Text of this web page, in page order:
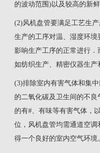
的波动范围)以及较高的新鲜
(2)风机盘管要满足工艺生
生产的工序对温、湿度环
影响生产工序的正常进行．
如纺织生产、精密仪器生产
(3)排除室内有害气体和集
的二氧化碳及卫生间的不
的有#、有味等有害气体，
位，风机盘管均需通道空
得一个良好的室内空气环境